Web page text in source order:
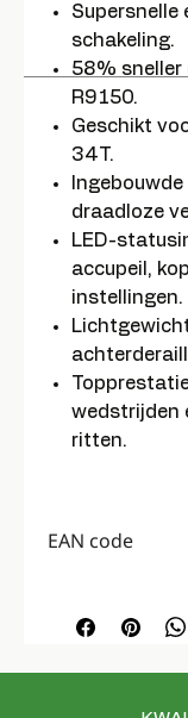
Supersnelle
schakeling.
58% sneller
R9150.
Geschikt
34T.
draadloze
LED-
accupeil,
instellingen.
wedstrijden
ritten.
EAN code